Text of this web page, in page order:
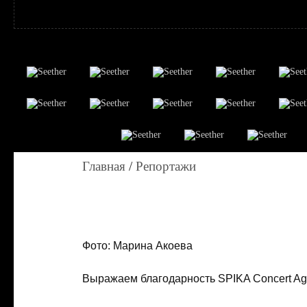
Главная /Репортажи
Фото: Марина Акоева
Выражаем благодарность SPIKA Concert